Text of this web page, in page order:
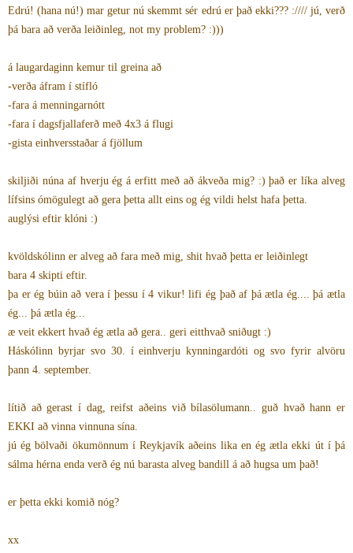
Edrú! (hana nú!) mar getur nú skemmt sér edrú er það ekki??? ://// jú, verð
þá bara að verða leiðinleg, not my problem? :)))
á laugardaginn kemur til greina að
-verða áfram í stífló
-fara á menningarnótt
-fara í dagsfjallaferð með 4x3 á flugi
-gista einhversstaðar á fjöllum
skiljiði núna af hverju ég á erfitt með að ákveða mig? :) það er líka alveg
lífsins ómögulegt að gera þetta allt eins og ég vildi helst hafa þetta.
auglýsi eftir klóni :)
kvöldskólinn er alveg að fara með mig, shit hvað þetta er leiðinlegt
bara 4 skipti eftir.
þa er ég búin að vera í þessu í 4 vikur! lifi ég það af þá ætla ég.... þá ætla
ég... þá ætla ég...
æ veit ekkert hvað ég ætla að gera.. geri eitthvað sniðugt :)
Háskólinn byrjar svo 30. í einhverju kynningardóti og svo fyrir alvöru
þann 4. september.
lítið að gerast í dag, reifst aðeins við bílasölumann.. guð hvað hann er
EKKI að vinna vinnuna sína.
jú ég bölvaði ökumönnum í Reykjavík aðeins lika en ég ætla ekki út í þá
sálma hérna enda verð ég nú barasta alveg bandill á að hugsa um það!
er þetta ekki komið nóg?
xx